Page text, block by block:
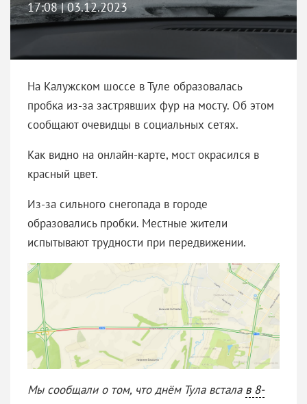
17:08 | 03.12.2023
На Калужском шоссе в Туле образовалась
пробка из-за застрявших фур на мосту. Об этом
сообщают очевидцы в социальных сетях.
Как видно на онлайн-карте, мост окрасился в
красный цвет.
Из-за сильного снегопада в городе
образовались пробки. Местные жители
испытывают трудности при передвижении.
Мы сообщали о том, что днём Тула встала в 8-